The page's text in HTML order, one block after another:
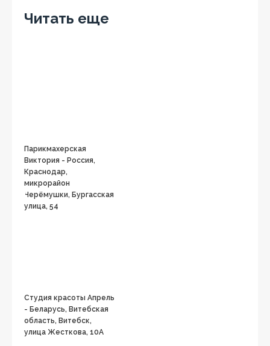
Читать еще
Парикмахерская
Виктория - Россия,
Краснодар,
микрорайон
Черёмушки, Бургасская
улица, 54
Студия красоты Апрель
- Беларусь, Витебская
область, Витебск,
улица Жесткова, 10А